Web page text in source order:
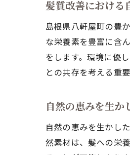
髪質改善における
島根県八軒屋町の豊
な栄養素を豊富に含
をします。環境に優
との共存を考える重
自然の恵みを生か
自然の恵みを生かし
然素材は、髪への栄